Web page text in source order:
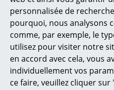
personnalisée de
pourquoi, nous analysons
comme, par exemple, le
utilisez pour visiter notre
en accord avec cela, vous
individuellement vos
ce faire, veuillez cliquer
Lits simples
Lits empilables
Lits enfants
Tables de chevet et
Joan Gaspar est toujours
Barcelone